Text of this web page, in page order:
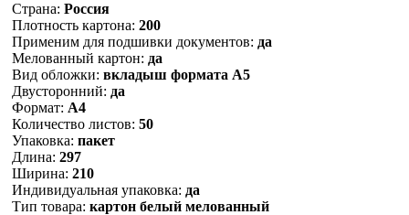
Страна: Россия
Плотность картона: 200
Применим для подшивки документов: да
Мелованный картон: да
Вид обложки: вкладыш формата А5
Двусторонний: да
Формат: А4
Количество листов: 50
Упаковка: пакет
Длина: 297
Ширина: 210
Индивидуальная упаковка: да
Тип товара: картон белый мелованный